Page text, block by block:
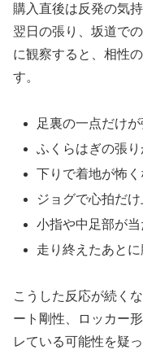
購入直後は反発の気
翌日の張り、坂道で
に観察すると、相性
す。
足裏の一点だけ
ふくらはぎの張り
下りで着地が怖く
ジョグで心拍だけ
小指や中足部が
走り終えたあと
こうした反応が続く
ート剛性、ロッカー
レている可能性を疑